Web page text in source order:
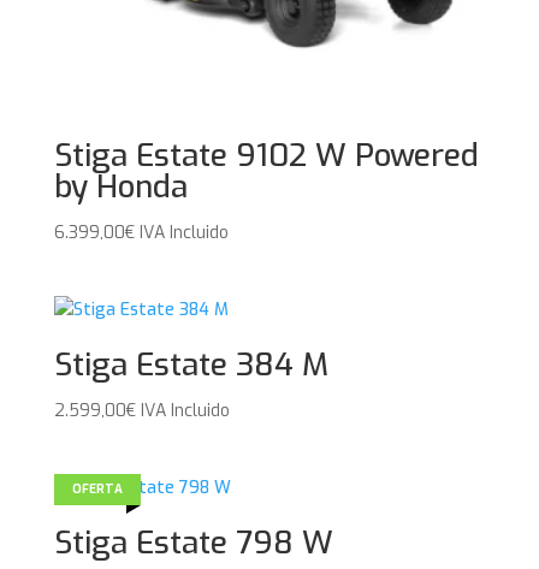
Stiga Estate 9102 W Powered
by Honda
6.399,00€ IVA Incluido
Stiga Estate 384 M
2.599,00€ IVA Incluido
OFERTA
Stiga Estate 798 W